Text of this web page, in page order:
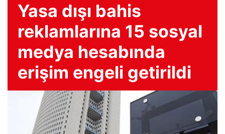
Yasa dışı bahis
reklamlarına 15 sosyal
medya hesabında
erişim engeli getirildi